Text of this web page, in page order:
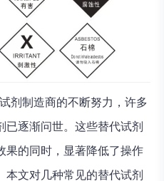
剂制造商的不断努力，许多
逐渐问世。这些替代试剂
果的同时，显著降低了操作
本文对几种常见的替代试剂